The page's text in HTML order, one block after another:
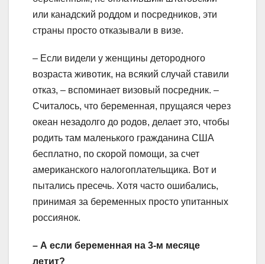
или канадский роддом и посредников, эти
страны просто отказывали в визе.
– Если видели у женщины детородного
возраста животик, на всякий случай ставили
отказ, – вспоминает визовый посредник. –
Считалось, что беременная, прущаяся через
океан незадолго до родов, делает это, чтобы
родить там маленького гражданина США
бесплатно, по скорой помощи, за счет
американского налогоплательщика. Вот и
пытались пресечь. Хотя часто ошибались,
принимая за беременных просто упитанных
россиянок.
– А если беременная на 3-м месяце
летит?